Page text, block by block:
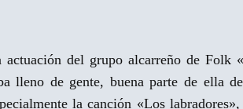
del grupo alcarreño de
lleno de gente, buena parte de ella
la canción «Los